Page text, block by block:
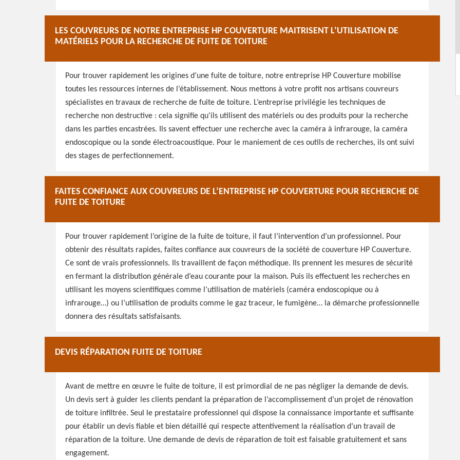
LES COUVREURS DE NOTRE ENTREPRISE HP COUVERTURE MAITRISENT L’UTILISATION DE
MATÉRIELS POUR LA RECHERCHE DE FUITE DE TOITURE
Pour trouver rapidement les origines d’une fuite de toiture, notre entreprise HP Couverture mobilise
toutes les ressources internes de l’établissement. Nous mettons à votre profit nos artisans couvreurs
spécialistes en travaux de recherche de fuite de toiture. L’entreprise privilégie les techniques de
recherche non destructive : cela signifie qu'ils utilisent des matériels ou des produits pour la recherche
dans les parties encastrées. Ils savent effectuer une recherche avec la caméra à infrarouge, la caméra
endoscopique ou la sonde électroacoustique. Pour le maniement de ces outils de recherches, ils ont suivi
des stages de perfectionnement.
FAITES CONFIANCE AUX COUVREURS DE L’ENTREPRISE HP COUVERTURE POUR RECHERCHE DE
FUITE DE TOITURE
Pour trouver rapidement l’origine de la fuite de toiture, il faut l’intervention d’un professionnel. Pour
obtenir des résultats rapides, faites confiance aux couvreurs de la société de couverture HP Couverture.
Ce sont de vrais professionnels. Ils travaillent de façon méthodique. Ils prennent les mesures de sécurité
en fermant la distribution générale d’eau courante pour la maison. Puis ils effectuent les recherches en
utilisant les moyens scientifiques comme l’utilisation de matériels (caméra endoscopique ou à
infrarouge…) ou l’utilisation de produits comme le gaz traceur, le fumigène… la démarche professionnelle
donnera des résultats satisfaisants.
DEVIS RÉPARATION FUITE DE TOITURE
Avant de mettre en œuvre le fuite de toiture, il est primordial de ne pas négliger la demande de devis.
Un devis sert à guider les clients pendant la préparation de l’accomplissement d’un projet de rénovation
de toiture infiltrée. Seul le prestataire professionnel qui dispose la connaissance importante et suffisante
pour établir un devis fiable et bien détaillé qui respecte attentivement la réalisation d’un travail de
réparation de la toiture. Une demande de devis de réparation de toit est faisable gratuitement et sans
engagement.